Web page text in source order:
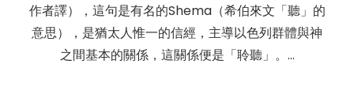
作者譯），這句是有名的Shema（希伯來文「聽」的
意思），是猶太人惟一的信經，主導以色列群體與神
之間基本的關係，這關係便是「聆聽」。…